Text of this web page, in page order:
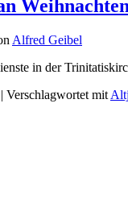
Alfred Geibel
in der
| Verschlagwortet mit